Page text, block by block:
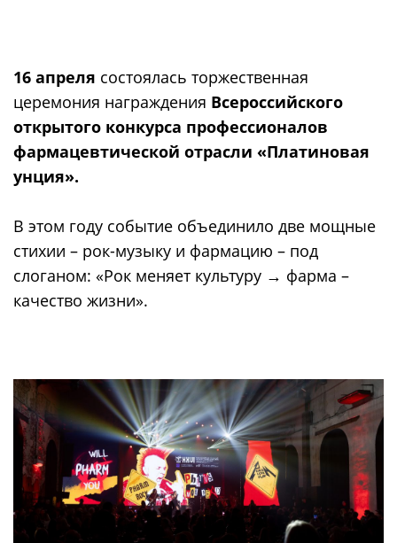
16 апреля состоялась торжественная
церемония награждения Всероссийского
открытого конкурса профессионалов
фармацевтической отрасли «Платиновая
унция».
В этом году событие объединило две мощные
стихии – рок-музыку и фармацию – под
слоганом: «Рок меняет культуру → фарма –
качество жизни».